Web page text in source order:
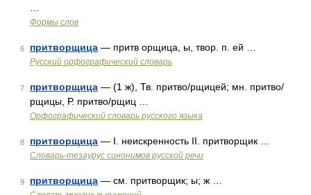
Формы слов
6 притворщица — притв орщица, ы, твор. п. ей …
Русский орфографический словарь
7 притворщица — (1 ж), Тв. притво/рщицей; мн. притво/
рщицы, Р. притво/рщиц …
Орфографический словарь русского языка
8 притворщица — I. неискренность II. притворщик …
Словарь-тезаурус синонимов русской речи
9 притворщица — см. притворщик; ы; ж …